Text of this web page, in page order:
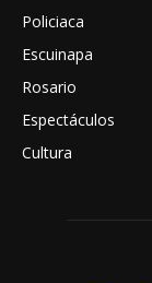
Policiaca
Escuinapa
Rosario
Espectáculos
Cultura